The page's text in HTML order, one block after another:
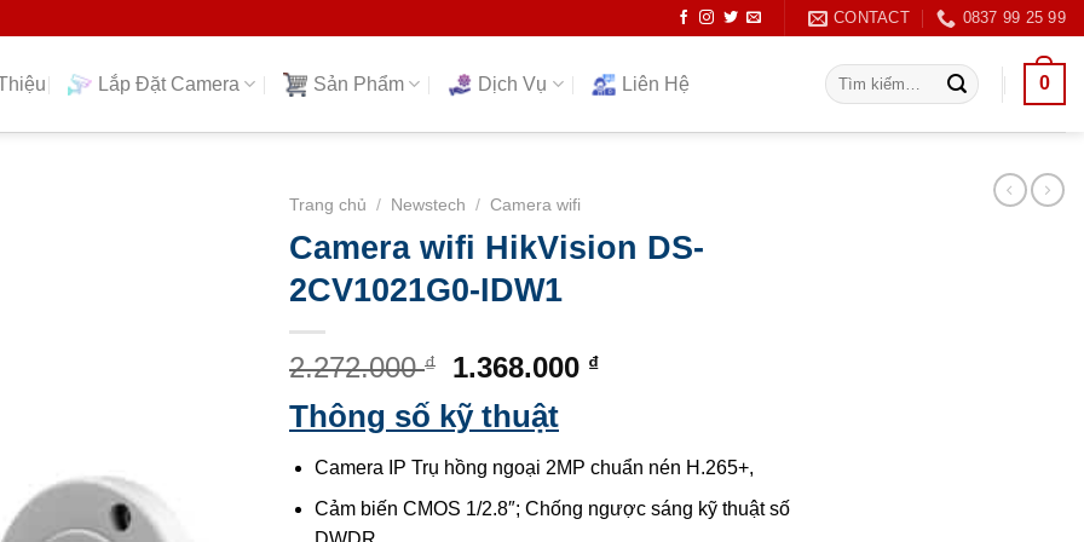
CONTACT 0837 99 25 99
Lắp Đặt Camera Sản Phẩm Dịch Vụ Liên Hệ
Tìm
kiếm:
0
Trang chủ / Newstech / Camera wifi
Camera wifi HikVision DS-
2CV1021G0-IDW1
2.272.000₫
Giá
gốc
là:
2.272.000 ₫.
1.368.000 ₫Giá
là:
1.368.000 ₫.
Thông số kỹ thuật
Camera IP Trụ hồng ngoại 2MP chuẩn nén H.265+,
Cảm biến CMOS 1/2.8″; Chống ngược sáng kỹ thuật số